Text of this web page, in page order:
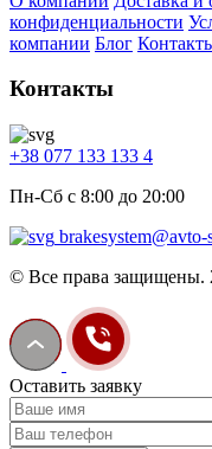
конфиденциальности
компании Блог
Контакты
+38 077 133 133 4
Пн-Сб с 8:00 до 20:00
brakesystem@avto-
© Все права защищены.
Оставить заявку